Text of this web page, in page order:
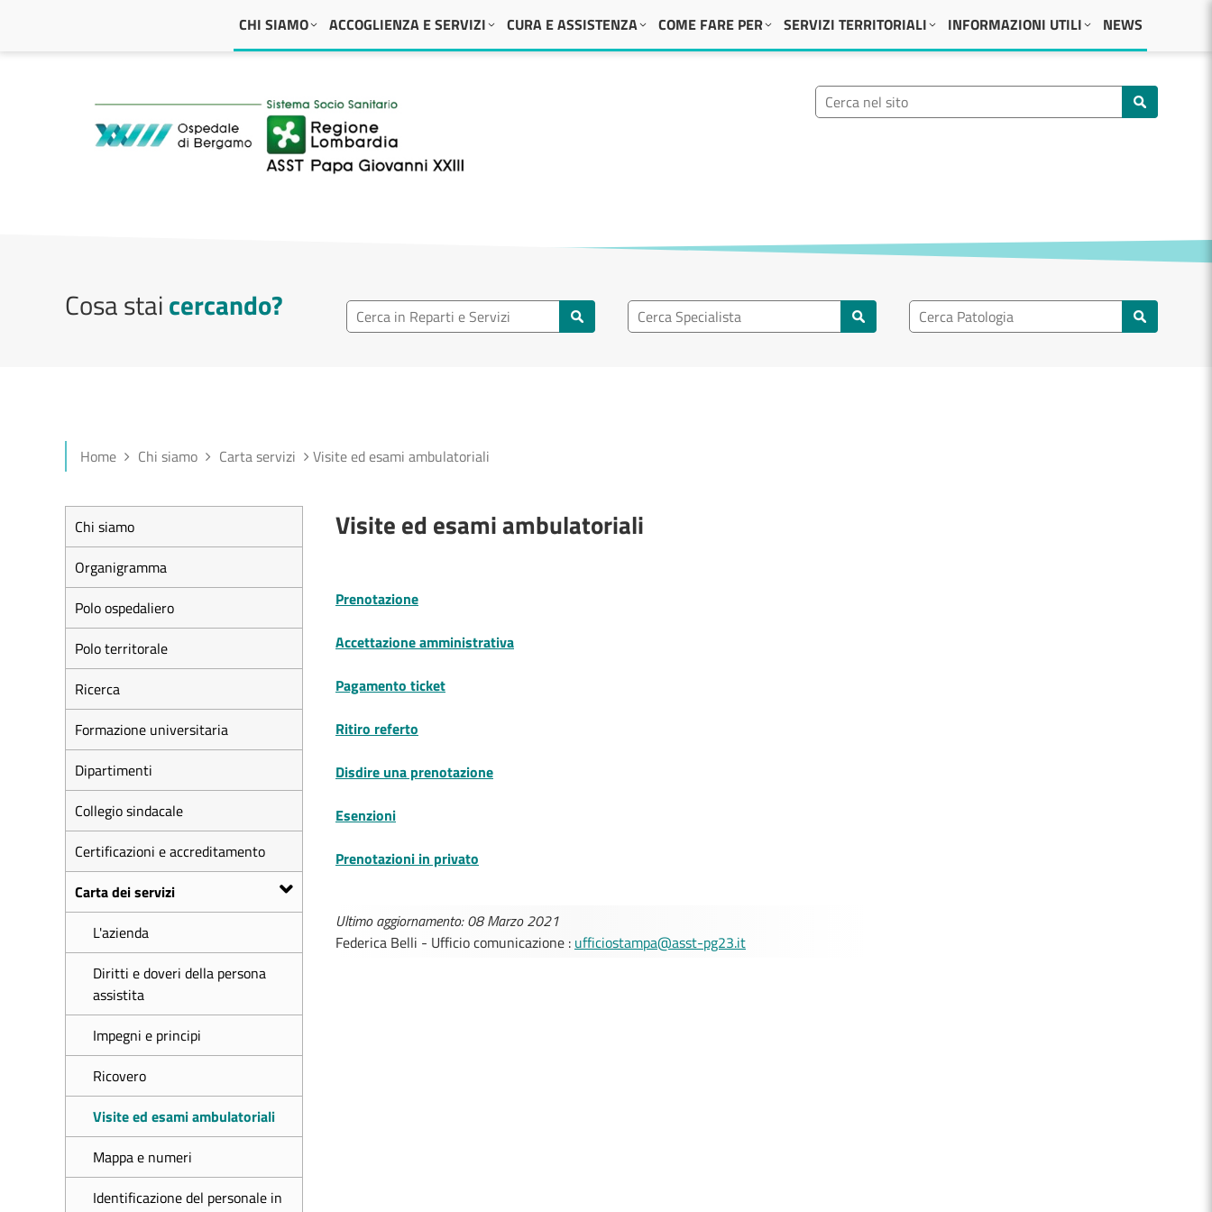
Navigazione principaleCHI SIAMO ACCOGLIENZA E SERVIZI CURA E ASSISTENZA COME FARE PER SERVIZI TERRITORIALI INFORMAZIONI UTILI NEWS
ASST Papa Giovanni XXIII
Ricerca nel sito
Cosa staicercando? Ricerca reparto Ricerca specialisti Ricerca nel patologia
Home Chi siamo Carta servizi Visite ed esami ambulatoriali
Visite ed esami ambulatoriali
Prenotazione
Accettazione amministrativa
Pagamento ticket
Ritiro referto
Disdire una prenotazione
Esenzioni
Prenotazioni in privato
Ultimo aggiornamento: 08 Marzo 2021
Federica Belli - Ufficio comunicazione : ufficiostampa@asst-pg23.it
Chi siamo
Organigramma
Polo ospedaliero
Polo territorale
Ricerca
Formazione universitaria
Dipartimenti
Collegio sindacale
Certificazioni e accreditamento
Carta dei servizi
L'azienda
Diritti e doveri della persona
assistita
Impegni e principi
Ricovero
Visite ed esami ambulatoriali
Mappa e numeri
Identificazione del personale in